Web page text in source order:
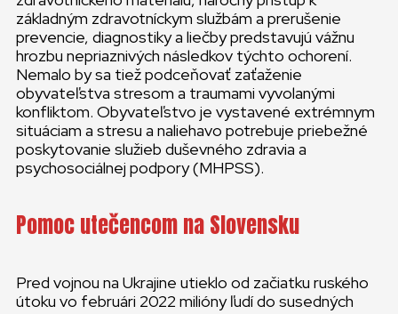
základným zdravotníckym službám a prerušenie
prevencie, diagnostiky a liečby predstavujú vážnu
hrozbu nepriaznivých následkov týchto ochorení.
Nemalo by sa tiež podceňovať zaťaženie
obyvateľstva stresom a traumami vyvolanými
konfliktom. Obyvateľstvo je vystavené extrémnym
situáciam a stresu a naliehavo potrebuje priebežné
poskytovanie služieb duševného zdravia a
psychosociálnej podpory (MHPSS).
Pomoc utečencom na Slovensku
Pred vojnou na Ukrajine utieklo od začiatku ruského
útoku vo februári 2022 milióny ľudí do susedných